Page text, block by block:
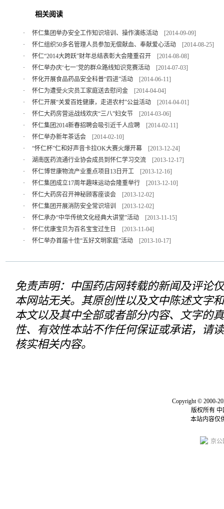
相关阅读
· 怀仁集团举办安全工作知识培训、操作演练活动
[2014-09-09]
·
怀仁组织50多名管理人员参加无偿献血、奉献爱心活动
[2014-08-25]
·
怀仁“2014大跨跃”财年总结表彰大会隆重召开
[2014-08-08]
·
怀仁举办庆‘七一’党的群众路线知识竞赛活动
[2014-07-03]
·
怀化开展食品药品安全科普“四进”活动
[2014-06-11]
·
怀仁为遭受火灾员工家庭送去慰问金
[2014-04-04]
·
怀仁开展“关爱百姓健康，走进农村”公益活动
[2014-04-01]
·
怀仁大药房营运战线欢庆“三八”妇女节
[2014-03-06]
·
怀仁集团2014新春招聘会吸引近千人应聘
[2014-02-11]
·
怀仁举办新年茶话会
[2014-02-10]
·
“怀仁杯”仁和好声音卡拉OK大赛火爆开幕
[2013-12-24]
·
湖南医药流通行业协会成员到怀仁学习交流
[2013-12-17]
·
怀仁博世康物流产业重点项目13日开工
[2013-12-16]
·
怀仁集团成立17周年趣味运动会隆重举行
[2013-12-10]
·
怀仁大药房召开神秘顾客座谈会
[2013-12-02]
·
怀仁集团开展消防安全常识培训
[2013-12-02]
·
怀仁承办“中华传统文化经典大讲堂”活动
[2013-11-15]
·
怀仁优康宝贝为百名宝宝过生日
[2013-11-04]
·
怀仁举办首届十佳“五好文明家庭”活动 [2013-10-17]
免责声明：中国药店网转载的新闻及评论
本网站无关。其原创性以及文中陈述文字
本文以及其中全部或者部分内容、文字的
性、有效性本站不作任何保证或承诺，请
核实相关内容。
Copyright © 2000-
版权所有
本站内容仅
京公